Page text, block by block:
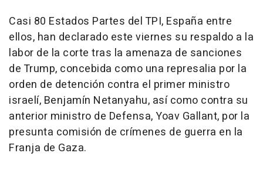
Casi 80 Estados Partes del TPI, España entre
ellos, han declarado este viernes su respaldo a la
labor de la corte tras la amenaza de sanciones
de Trump, concebida como una represalia por la
orden de detención contra el primer ministro
israelí, Benjamín Netanyahu, así como contra su
anterior ministro de Defensa, Yoav Gallant, por la
presunta comisión de crímenes de guerra en la
Franja de Gaza.